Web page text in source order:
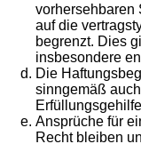
vorhersehbaren
auf die
begrenzt. Dies
insbesondere
Die
sinngemäß
Ansprüche für
Recht bleiben